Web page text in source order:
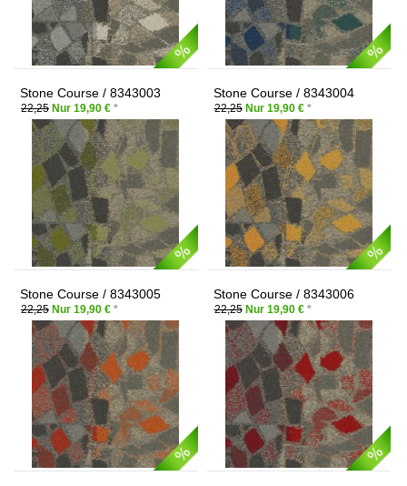
Stone Course / 8343003
Green/stone
22,25 Nur 19,90 € *
Stone Course / 8343004
Yellow/stone
22,25Nur 19,90 € *
Stone Course / 8343005
Orange/stone
22,25 Nur 19,90 € *
Stone Course / 8343006
Red/stone
22,25Nur 19,90 € *